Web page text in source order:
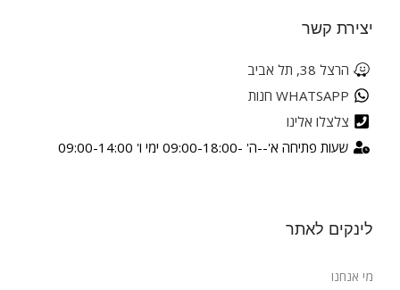
יצירת קשר
הרצל 38, תל אביב
WHATSAPP חנות
צלצלו אלינו
שעות פתיחה א'--ה' -09:00-18:00 ימי ו' 09:00-14:00
לינקים לאתר
מי אנחנו